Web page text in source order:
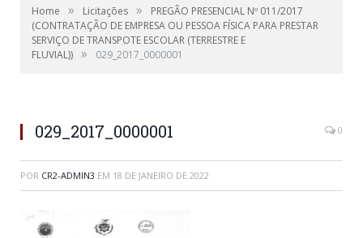
Home » Licitações »
PREGÃO PRESENCIAL Nº 011/2017
(CONTRATAÇÃO DE EMPRESA OU PESSOA FÍSICA PARA PRESTAR
SERVIÇO DE TRANSPOTE ESCOLAR (TERRESTRE E
FLUVIAL)) » 029_2017_0000001
029_2017_0000001 0
POR CR2-ADMIN3 EM 18 DE JANEIRO DE 2022